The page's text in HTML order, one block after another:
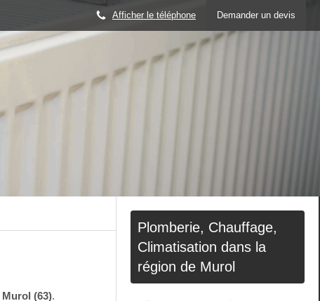
Demander un devis
Afficher le téléphone
Murol (63).
Plomberie, Chauffage,
Climatisation dans la
région de Murol